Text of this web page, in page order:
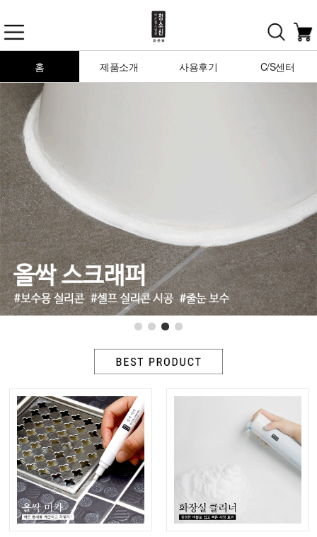
홈 제품소개 사용후기 C/S센터